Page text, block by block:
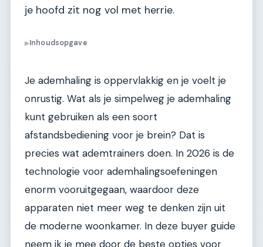
je hoofd zit nog vol met herrie.
▶Inhoudsopgave
Je ademhaling is oppervlakkig en je voelt je
onrustig. Wat als je simpelweg je ademhaling
kunt gebruiken als een soort
afstandsbediening voor je brein? Dat is
precies wat ademtrainers doen. In 2026 is de
technologie voor ademhalingsoefeningen
enorm vooruitgegaan, waardoor deze
apparaten niet meer weg te denken zijn uit
de moderne woonkamer. In deze buyer guide
neem ik je mee door de beste opties voor